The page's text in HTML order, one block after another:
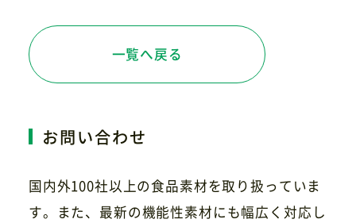
一覧へ戻る
お問い合わせ
国内外100社以上の食品素材を取り扱っていま
す。また、最新の機能性素材にも幅広く対応し